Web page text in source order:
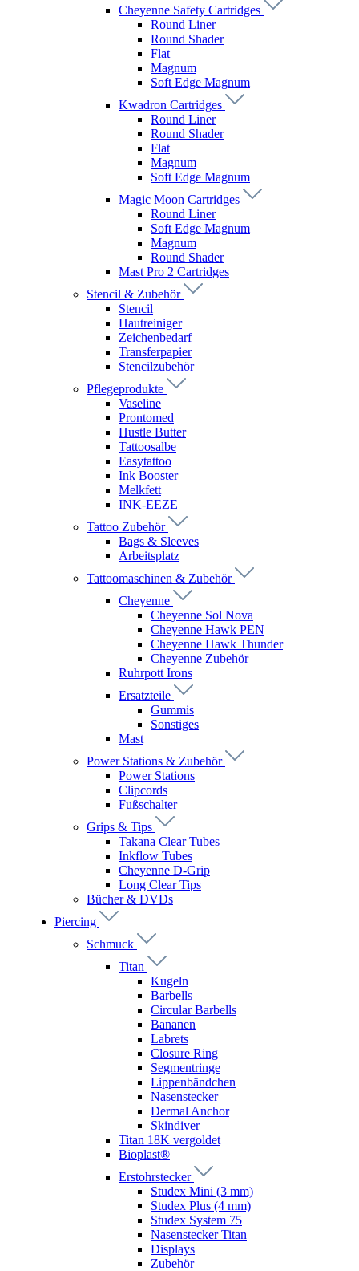
Cheyenne Safety Cartridges
Round Liner
Round Shader
Flat
Magnum
Soft Edge Magnum
Kwadron Cartridges
Round Liner
Round Shader
Flat
Magnum
Soft Edge Magnum
Magic Moon Cartridges
Round Liner
Soft Edge Magnum
Magnum
Round Shader
Mast Pro 2 Cartridges
Stencil & Zubehör
Stencil
Hautreiniger
Zeichenbedarf
Transferpapier
Stencilzubehör
Pflegeprodukte
Vaseline
Prontomed
Hustle Butter
Tattoosalbe
Easytattoo
Ink Booster
Melkfett
INK-EEZE
Tattoo Zubehör
Bags & Sleeves
Arbeitsplatz
Tattoomaschinen & Zubehör
Cheyenne
Cheyenne Sol Nova
Cheyenne Hawk PEN
Cheyenne Hawk Thunder
Cheyenne Zubehör
Ruhrpott Irons
Ersatzteile
Gummis
Sonstiges
Mast
Power Stations & Zubehör
Power Stations
Clipcords
Fußschalter
Grips & Tips
Takana Clear Tubes
Inkflow Tubes
Cheyenne D-Grip
Long Clear Tips
Bücher & DVDs
Piercing
Schmuck
Titan
Kugeln
Barbells
Circular Barbells
Bananen
Labrets
Closure Ring
Segmentringe
Lippenbändchen
Nasenstecker
Dermal Anchor
Skindiver
Titan 18K vergoldet
Bioplast®
Erstohrstecker
Studex Mini (3 mm)
Studex Plus (4 mm)
Studex System 75
Nasenstecker Titan
Displays
Zubehör